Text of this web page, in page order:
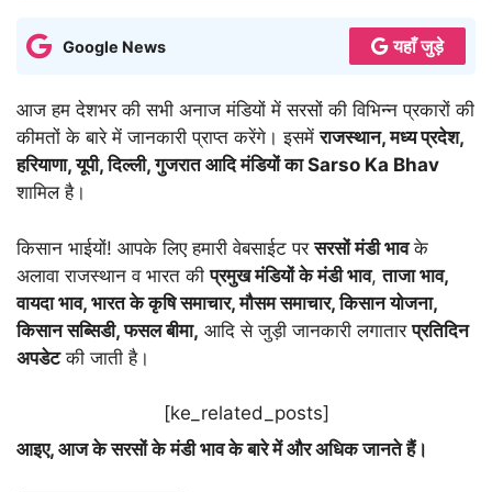
Google News यहाँ जुड़े
आज हम देशभर की सभी अनाज मंडियों में सरसों की विभिन्न प्रकारों की
कीमतों के बारे में जानकारी प्राप्त करेंगे। इसमेंराजस्थान, मध्य प्रदेश,
हरियाणा, यूपी, दिल्ली, गुजरात आदि मंडियों का Sarso Ka Bhav
शामिल है।
किसान भाईयों! आपके लिए हमारी वेबसाईट परसरसों मंडी भावके
अलावा राजस्थान व भारत कीप्रमुख मंडियों के मंडी भाव,ताजा भाव,
वायदा भाव, भारत के कृषि समाचार, मौसम समाचार, किसान योजना,
किसान सब्सिडी, फसल बीमा, आदि से जुड़ी जानकारी लगातारप्रतिदिन
अपडेटकी जाती है।
[ke_related_posts]
आइए, आज के सरसों के मंडी भाव के बारे में और अधिक जानते हैं।